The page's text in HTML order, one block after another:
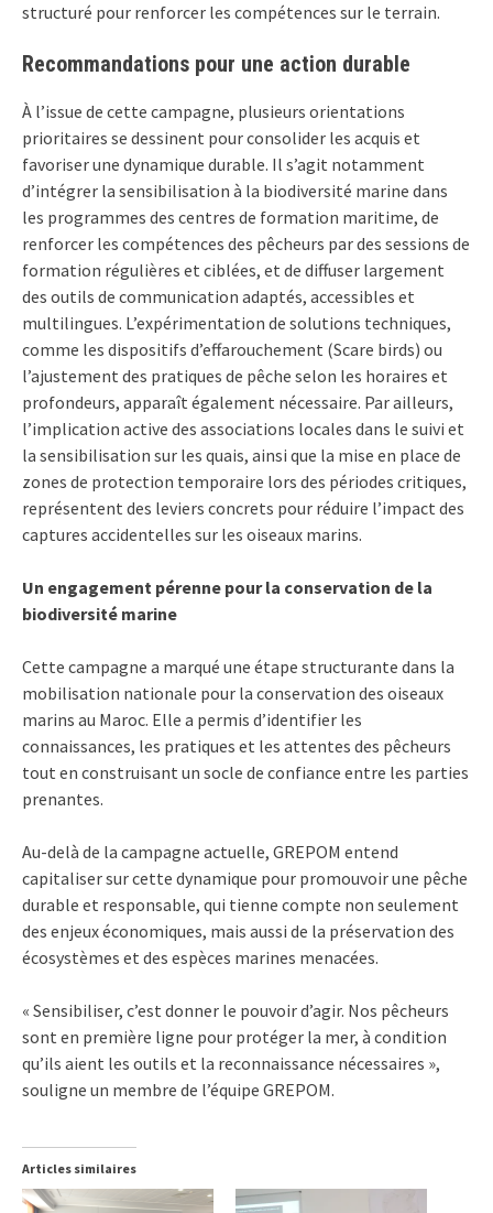
structuré pour renforcer les compétences sur le terrain.
Recommandations pour une action durable
À l’issue de cette campagne, plusieurs orientations
prioritaires se dessinent pour consolider les acquis et
favoriser une dynamique durable. Il s’agit notamment
d’intégrer la sensibilisation à la biodiversité marine dans
les programmes des centres de formation maritime, de
renforcer les compétences des pêcheurs par des sessions de
formation régulières et ciblées, et de diffuser largement
des outils de communication adaptés, accessibles et
multilingues. L’expérimentation de solutions techniques,
comme les dispositifs d’effarouchement (Scare birds) ou
l’ajustement des pratiques de pêche selon les horaires et
profondeurs, apparaît également nécessaire. Par ailleurs,
l’implication active des associations locales dans le suivi et
la sensibilisation sur les quais, ainsi que la mise en place de
zones de protection temporaire lors des périodes critiques,
représentent des leviers concrets pour réduire l’impact des
captures accidentelles sur les oiseaux marins.
Un engagement pérenne pour la conservation de la
biodiversité marine
Cette campagne a marqué une étape structurante dans la
mobilisation nationale pour la conservation des oiseaux
marins au Maroc. Elle a permis d’identifier les
connaissances, les pratiques et les attentes des pêcheurs
tout en construisant un socle de confiance entre les parties
prenantes.
Au-delà de la campagne actuelle, GREPOM entend
capitaliser sur cette dynamique pour promouvoir une pêche
durable et responsable, qui tienne compte non seulement
des enjeux économiques, mais aussi de la préservation des
écosystèmes et des espèces marines menacées.
« Sensibiliser, c’est donner le pouvoir d’agir. Nos pêcheurs
sont en première ligne pour protéger la mer, à condition
qu’ils aient les outils et la reconnaissance nécessaires »,
souligne un membre de l’équipe GREPOM.
Articles similaires